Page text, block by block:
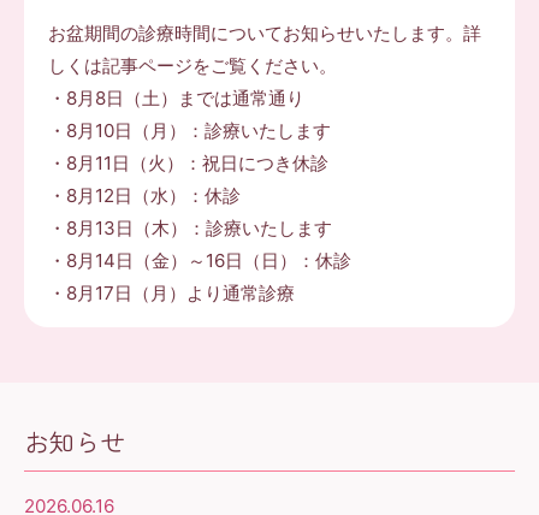
お盆期間の診療時間についてお知らせいたします。詳
しくは記事ページをご覧ください。
・8月8日（土）までは通常通り
・8月10日（月）：診療いたします
・8月11日（火）：祝日につき休診
・8月12日（水）：休診
・8月13日（木）：診療いたします
・8月14日（金）～16日（日）：休診
・8月17日（月）より通常診療
お知らせ
2026.06.16